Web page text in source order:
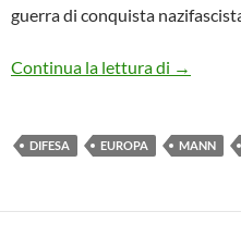
guerra di conquista
Continua la lettura di →
DIFESA EUROPA MANN